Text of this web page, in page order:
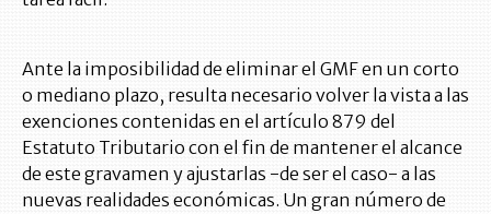
Ante la imposibilidad de eliminar el GMF en un corto
o mediano plazo, resulta necesario volver la vista a las
exenciones contenidas en el artículo 879 del
Estatuto Tributario con el fin de mantener el alcance
de este gravamen y ajustarlas -de ser el caso- a las
nuevas realidades económicas. Un gran número de